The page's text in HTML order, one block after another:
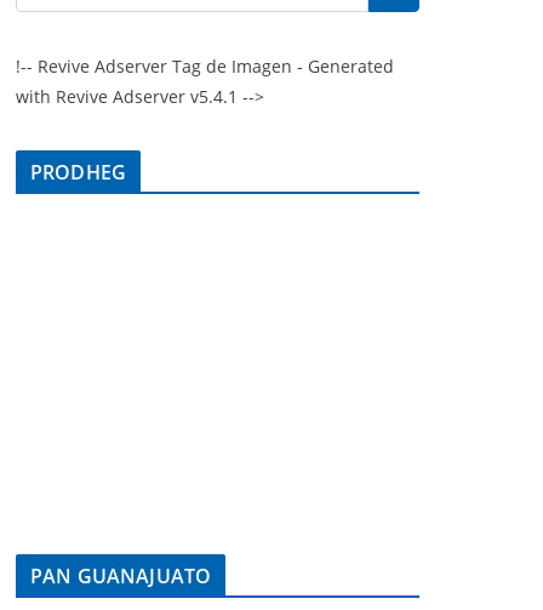
!-- Revive Adserver Tag de Imagen - Generated
with Revive Adserver v5.4.1 -->
PRODHEG
PAN GUANAJUATO